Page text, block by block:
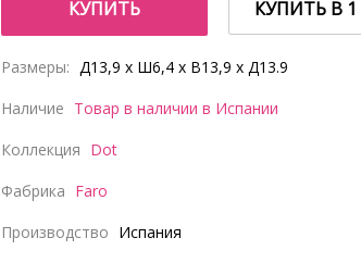
КУПИТЬ КУПИТЬ В
Размеры: Д13,9 x Ш6,4 x В13,9 x Д13.9
Наличие Товар в наличии в Испании
Коллекция Dot
Фабрика Faro
Производство Испания